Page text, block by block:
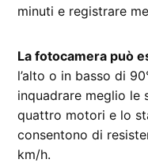
minuti e registrare
La fotocamera può
l’alto o in basso di
inquadrare meglio le
quattro motori e lo
consentono di
km/h.